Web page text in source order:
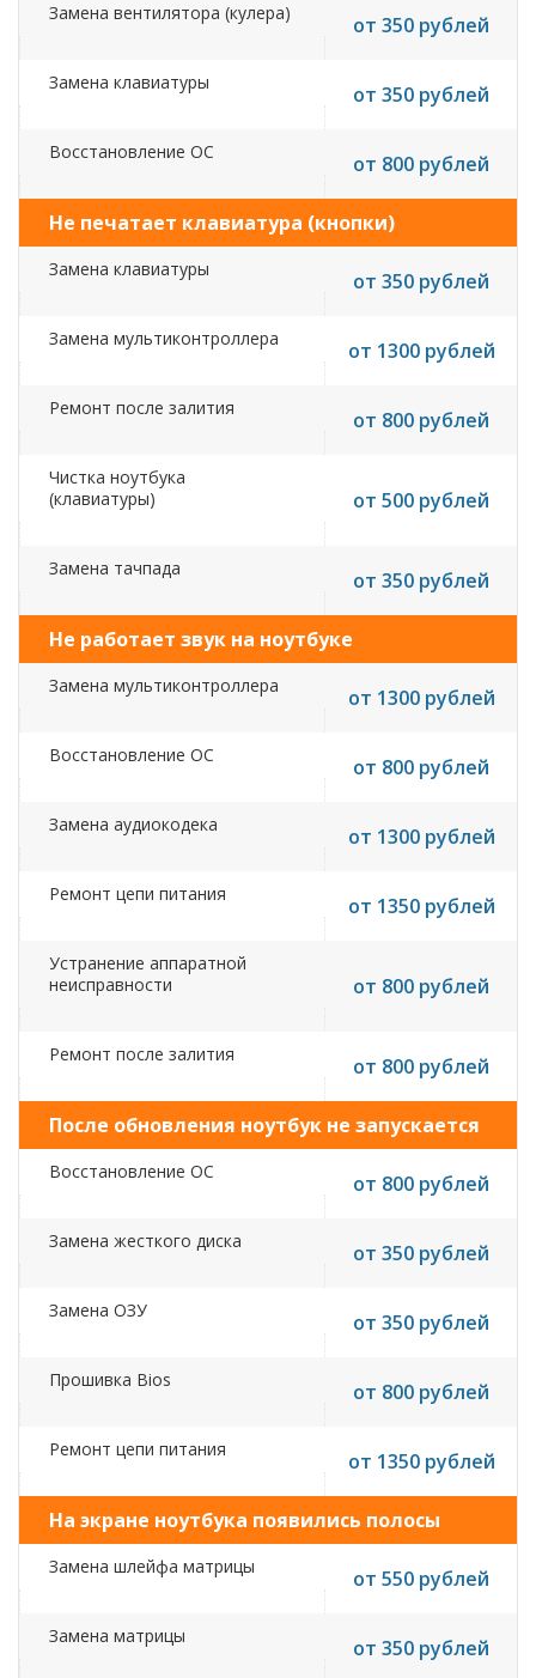
Замена вентилятора (кулера) от 350 рублей
Замена клавиатуры от 350 рублей
Восстановление ОС от 800 рублей
Не печатает клавиатура (кнопки)
Замена клавиатуры от 350 рублей
Замена мультиконтроллера от 1300 рублей
Ремонт после залития от 800 рублей
Чистка ноутбука
(клавиатуры)
от 500 рублей
Замена тачпада от 350 рублей
Не работает звук на ноутбуке
Замена мультиконтроллера от 1300 рублей
Восстановление ОС от 800 рублей
Замена аудиокодека от 1300 рублей
Ремонт цепи питания от 1350 рублей
Устранение аппаратной
неисправности
от 800 рублей
Ремонт после залития от 800 рублей
После обновления ноутбук не запускается
Восстановление ОС от 800 рублей
Замена жесткого диска от 350 рублей
Замена ОЗУ от 350 рублей
Прошивка Bios от 800 рублей
Ремонт цепи питания от 1350 рублей
На экране ноутбука появились полосы
Замена шлейфа матрицы от 550 рублей
Замена матрицы от 350 рублей